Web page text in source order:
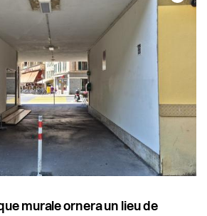
murale ornera un lieu de